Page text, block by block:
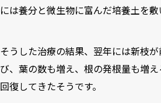
には養分と微生物に富んだ培養土を敷
そうした治療の結果、翌年には新枝
び、葉の数も増え、根の発根量も増
回復してきたそうです。